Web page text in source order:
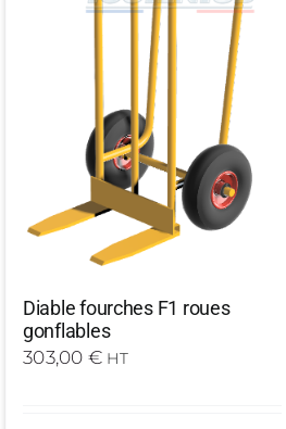
Diable fourches F1 roues
gonflables
303,00 € HT